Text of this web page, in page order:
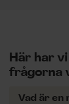
Här har
frågorna
Vad är en